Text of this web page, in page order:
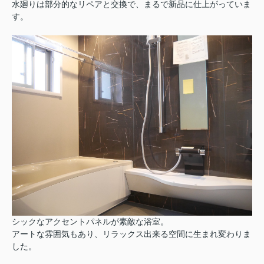
水廻りは部分的なリペアと交換で、まるで新品に仕上がっていま
す。
シックなアクセントパネルが素敵な浴室。
アートな雰囲気もあり、リラックス出来る空間に生まれ変わりま
した。